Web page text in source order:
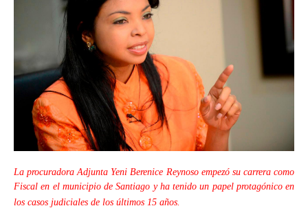
La procuradora Adjunta Yeni Berenice Reynoso empezó su carrera como
Fiscal en el municipio de Santiago y ha tenido un papel protagónico en
los casos judiciales de los últimos 15 años.